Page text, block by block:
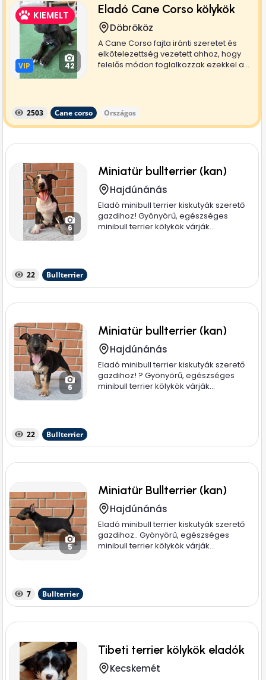
KIEMELT
VIP
VIP 42
Eladó Cane Corso kölykök
Döbrököz
A Cane Corso fajta iránti szeretet és
elkötelezettség vezetett ahhoz, hogy
felelős módon foglalkozzak ezekkel a...
2503 Cane corso Országos
6
Miniatür bullterrier (kan)
Hajdúnánás
Eladó minibull terrier kiskutyák szerető
gazdihoz! Gyönyörű, egészséges
minibull terrier kölykök várják...
22 Bullterrier
6
Miniatür bullterrier (kan)
Hajdúnánás
Eladó minibull terrier kiskutyák szerető
gazdihoz! ? Gyönyörű, egészséges
minibull terrier kölykök várják...
22 Bullterrier
5
Miniatür Bullterrier (kan)
Hajdúnánás
Eladó minibull terrier kiskutyák szerető
gazdihoz.. Gyönyörű, egészséges
minibull terrier kölykök várják...
7 Bullterrier
Tibeti terrier kölykök eladók
Kecskemét